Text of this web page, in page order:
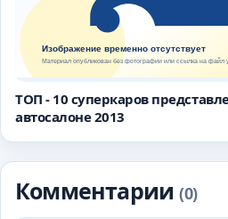
ТОП - 10 суперкаров
автосалоне 2013
Комментарии(0)